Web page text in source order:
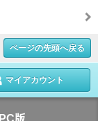
ページの先頭へ戻る
マイアカウント